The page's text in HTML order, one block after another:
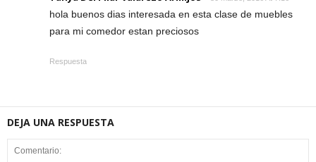
hola buenos dias interesada en esta clase de muebles
para mi comedor estan preciosos
Respuesta
DEJA UNA RESPUESTA